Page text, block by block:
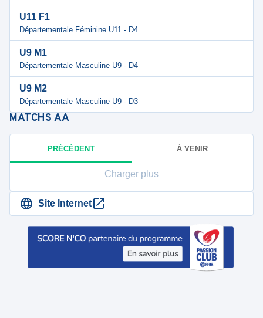
U11 F1
Départementale Féminine U11 - D4
U9 M1
Départementale Masculine U9 - D4
U9 M2
Départementale Masculine U9 - D3
MATCHS AA
PRÉCÉDENT À VENIR
Charger plus
Site Internet